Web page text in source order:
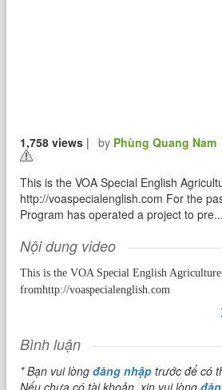
1,758 views | by Phùng Quang Nam
This is the VOA Special English
http://voaspecialenglish.com For the
Program has operated a project to pre...
Nội dung video
This is the VOA Special English Agriculture
fromhttp://voaspecialenglish.com
For the past year, the World Food Program
prevent hunger in twenty-one countries in
United Nations agency works with small
Bình luận
* Bạn vui lòngđăng nhập trước để có
Nếu chưa có tài khoản, xin vui lòng